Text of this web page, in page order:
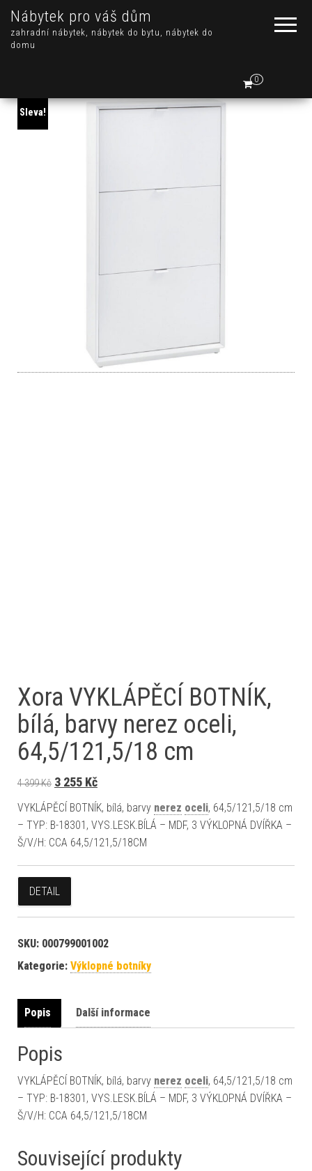
Nábytek pro váš dům
zahradní nábytek, nábytek do bytu, nábytek do
domu
0
Sleva!
Xora VYKLÁPĚCÍ BOTNÍK,
bílá, barvy nerez oceli,
64,5/121,5/18 cm
4 399Kč Původní cena byla: 4 399 Kč.
3 255 KčAktuální cena je: 3 255 Kč.
VYKLÁPĚCÍ BOTNÍK, bílá, barvy nerez oceli, 64,5/121,5/18 cm
– TYP: B-18301, VYS.LESK.BÍLÁ – MDF, 3 VÝKLOPNÁ DVÍŘKA –
Š/V/H: CCA 64,5/121,5/18CM
DETAIL
SKU: 000799001002
Kategorie: Výklopné botníky
Popis Další informace
Popis
VYKLÁPĚCÍ BOTNÍK, bílá, barvy nerez oceli, 64,5/121,5/18 cm
– TYP: B-18301, VYS.LESK.BÍLÁ – MDF, 3 VÝKLOPNÁ DVÍŘKA –
Š/V/H: CCA 64,5/121,5/18CM
Související produkty